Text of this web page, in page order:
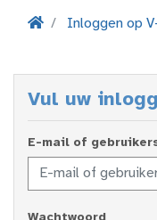
Inloggen op
Vul uw
E-mail of